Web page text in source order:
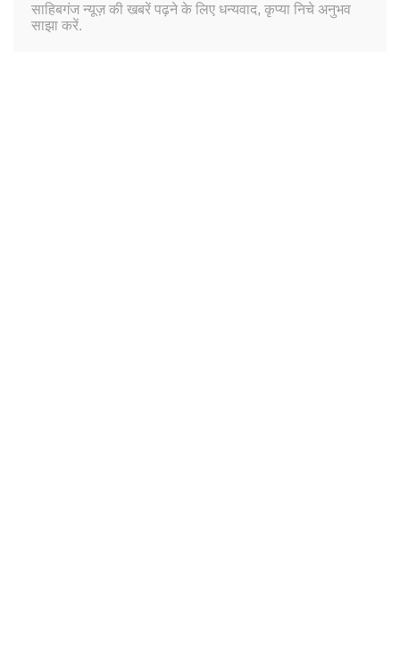
साहिबगंज न्यूज़ की खबरें पढ़ने के लिए धन्यवाद, कृप्या निचे अनुभव
साझा करें.